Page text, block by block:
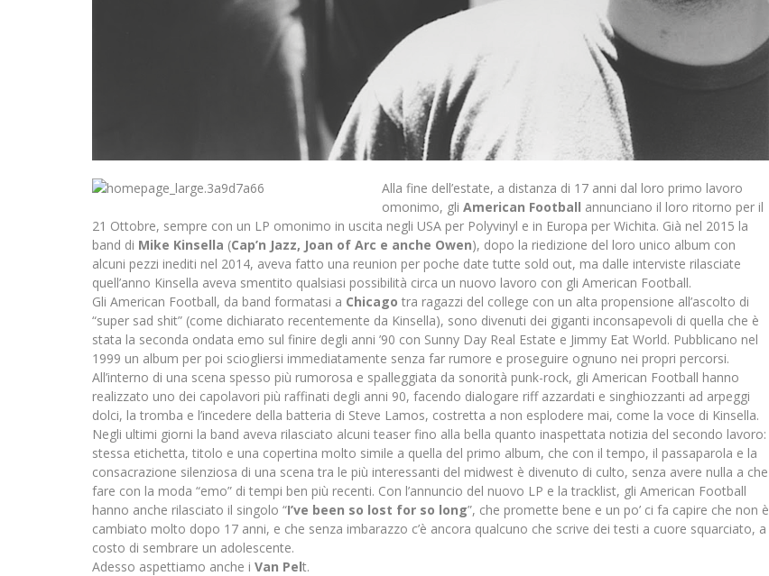
Alla fine dell’estate, a distanza di 17 anni dal loro primo lavoro
omonimo, gli American Football annunciano il loro ritorno per il
21 Ottobre, sempre con un LP omonimo in uscita negli USA per Polyvinyl e in Europa per Wichita. Già nel 2015 la
band di Mike Kinsella (Cap’n Jazz, Joan of Arc e anche Owen), dopo la riedizione del loro unico album con
alcuni pezzi inediti nel 2014, aveva fatto una reunion per poche date tutte sold out, ma dalle interviste rilasciate
quell’anno Kinsella aveva smentito qualsiasi possibilità circa un nuovo lavoro con gli American Football.
Gli American Football, da band formatasi a Chicago tra ragazzi del college con un alta propensione all’ascolto di
“super sad shit” (come dichiarato recentemente da Kinsella), sono divenuti dei giganti inconsapevoli di quella che è
stata la seconda ondata emo sul finire degli anni ’90 con Sunny Day Real Estate e Jimmy Eat World. Pubblicano nel
1999 un album per poi sciogliersi immediatamente senza far rumore e proseguire ognuno nei propri percorsi.
All’interno di una scena spesso più rumorosa e spalleggiata da sonorità punk-rock, gli American Football hanno
realizzato uno dei capolavori più raffinati degli anni 90, facendo dialogare riff azzardati e singhiozzanti ad arpeggi
dolci, la tromba e l’incedere della batteria di Steve Lamos, costretta a non esplodere mai, come la voce di Kinsella.
Negli ultimi giorni la band aveva rilasciato alcuni teaser fino alla bella quanto inaspettata notizia del secondo lavoro:
stessa etichetta, titolo e una copertina molto simile a quella del primo album, che con il tempo, il passaparola e la
consacrazione silenziosa di una scena tra le più interessanti del midwest è divenuto di culto, senza avere nulla a che
fare con la moda “emo” di tempi ben più recenti. Con l’annuncio del nuovo LP e la tracklist, gli American Football
hanno anche rilasciato il singolo “I’ve been so lost for so long”, che promette bene e un po’ ci fa capire che non è
cambiato molto dopo 17 anni, e che senza imbarazzo c’è ancora qualcuno che scrive dei testi a cuore squarciato, a
costo di sembrare un adolescente.
Adesso aspettiamo anche i Van Pelt.